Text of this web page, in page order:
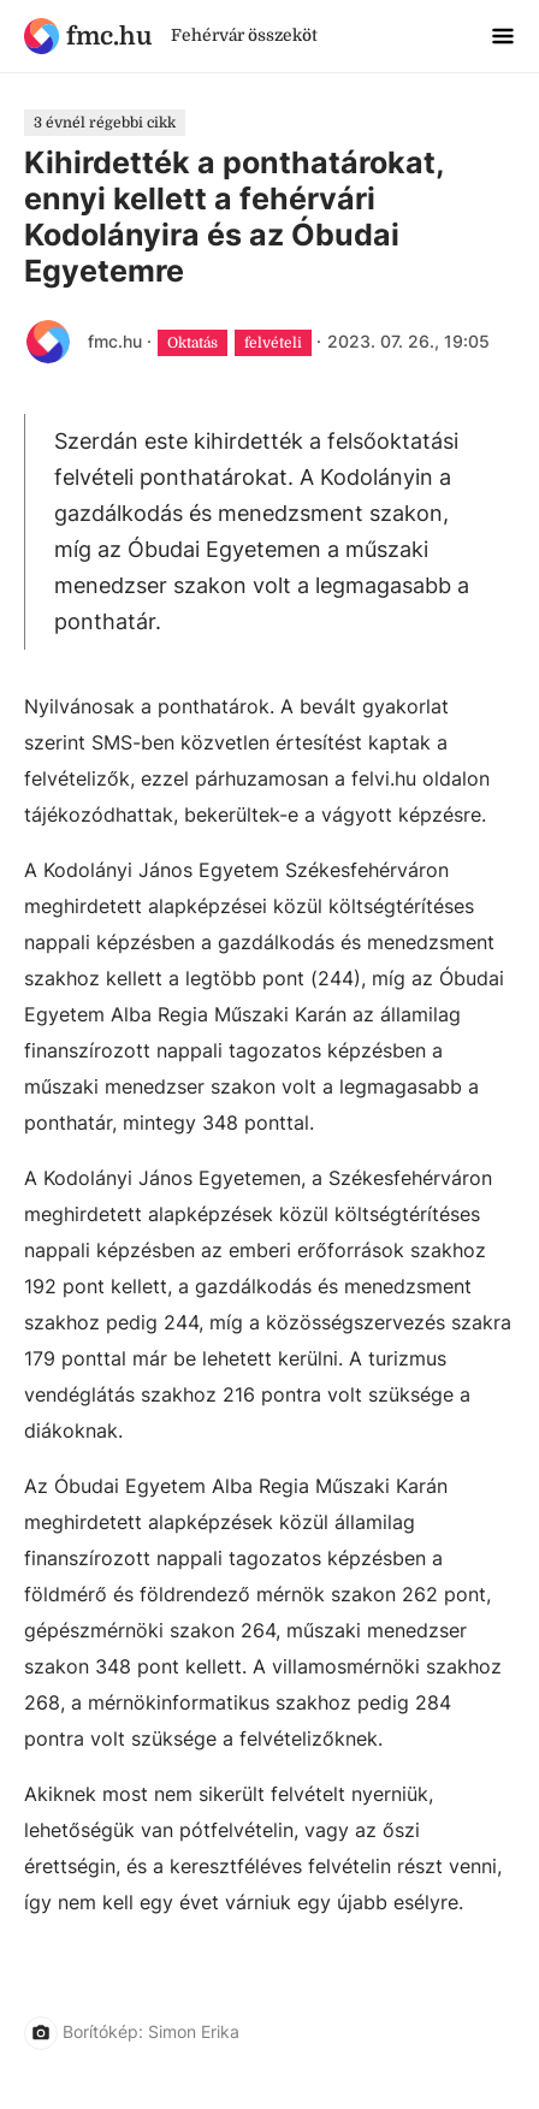
fmc.hu Fehérvár összeköt
3 évnél régebbi cikk
Kihirdették a ponthatárokat,
ennyi kellett a fehérvári
Kodolányira és az Óbudai
Egyetemre
fmc.hu · Oktatás felvételi · 2023. 07. 26., 19:05
Szerdán este kihirdették a felsőoktatási
felvételi ponthatárokat. A Kodolányin a
gazdálkodás és menedzsment szakon,
míg az Óbudai Egyetemen a műszaki
menedzser szakon volt a legmagasabb a
ponthatár.
Nyilvánosak a ponthatárok. A bevált gyakorlat
szerint SMS-ben közvetlen értesítést kaptak a
felvételizők, ezzel párhuzamosan a felvi.hu oldalon
tájékozódhattak, bekerültek-e a vágyott képzésre.
A Kodolányi János Egyetem Székesfehérváron
meghirdetett alapképzései közül költségtérítéses
nappali képzésben a gazdálkodás és menedzsment
szakhoz kellett a legtöbb pont (244), míg az Óbudai
Egyetem Alba Regia Műszaki Karán az államilag
finanszírozott nappali tagozatos képzésben a
műszaki menedzser szakon volt a legmagasabb a
ponthatár, mintegy 348 ponttal.
A Kodolányi János Egyetemen, a Székesfehérváron
meghirdetett alapképzések közül költségtérítéses
nappali képzésben az emberi erőforrások szakhoz
192 pont kellett, a gazdálkodás és menedzsment
szakhoz pedig 244, míg a közösségszervezés szakra
179 ponttal már be lehetett kerülni. A turizmus
vendéglátás szakhoz 216 pontra volt szüksége a
diákoknak.
Az Óbudai Egyetem Alba Regia Műszaki Karán
meghirdetett alapképzések közül államilag
finanszírozott nappali tagozatos képzésben a
földmérő és földrendező mérnök szakon 262 pont,
gépészmérnöki szakon 264, műszaki menedzser
szakon 348 pont kellett. A villamosmérnöki szakhoz
268, a mérnökinformatikus szakhoz pedig 284
pontra volt szüksége a felvételizőknek.
Akiknek most nem sikerült felvételt nyerniük,
lehetőségük van pótfelvételin, vagy az őszi
érettségin, és a keresztféléves felvételin részt venni,
így nem kell egy évet várniuk egy újabb esélyre.
Borítókép: Simon Erika